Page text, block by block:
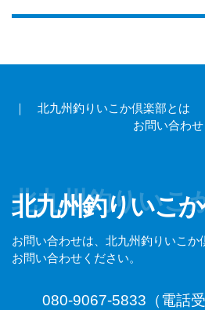
｜ 北九州釣りいこか倶楽部とは
お問い合わせ
北九州釣りいこ
北九州釣りいこ
お問い合わせは、北九州釣りいこか
お問い合わせください。
080-9067-5833（電話